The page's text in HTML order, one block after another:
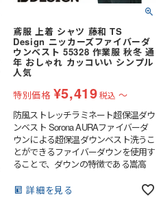
鳶服 上着 シャツ 藤和 TS
Design ニッカーズファイバーダ
ウンベスト 55328 作業服 秋冬 通
年 おしゃれ カッコいい シンプル
人気
特別価格 ¥5,419税込 〜
防風ストレッチラミネート超保温ダウ
ンベスト Sorona AURAファイバーダ
ウンによる超保温ダウンベスト洗うこ
とができるファイバーダウンを使用す
ることで、ダウンの特徴である嵩高
ンのデメリットである水分や湿気に強
詳細を見る